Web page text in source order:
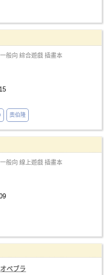
一般向 綜合遊戲 插畫本
奧伯隆
一般向 線上遊戲 插畫本
オベブラ